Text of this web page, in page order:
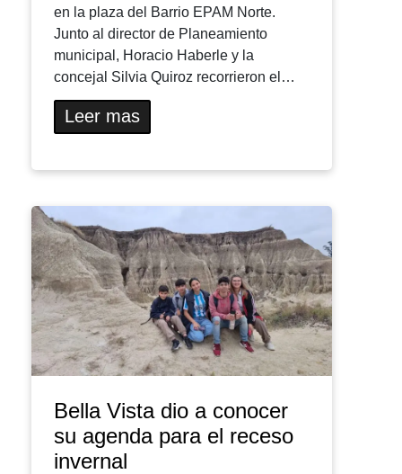
en la plaza del Barrio EPAM Norte.
Junto al director de Planeamiento
municipal, Horacio Haberle y la
concejal Silvia Quiroz recorrieron el…
Leer mas
Bella Vista dio a conocer
su agenda para el receso
invernal